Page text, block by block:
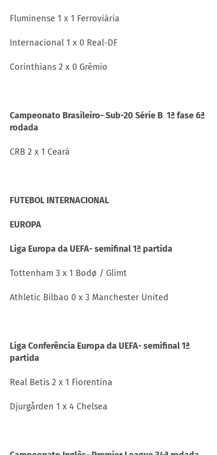
Fluminense 1 x 1 Ferroviária
Internacional 1 x 0 Real-DF
Corinthians 2 x 0 Grêmio
Campeonato Brasileiro- Sub-20 Série B 1ª fase 6ª
rodada
CRB 2 x 1 Ceará
FUTEBOL INTERNACIONAL
EUROPA
Liga Europa da UEFA- semifinal 1ª partida
Tottenham 3 x 1 Bodø / Glimt
Athletic Bilbao 0 x 3 Manchester United
Liga Conferência Europa da UEFA- semifinal 1ª
partida
Real Betis 2 x 1 Fiorentina
Djurgården 1 x 4 Chelsea